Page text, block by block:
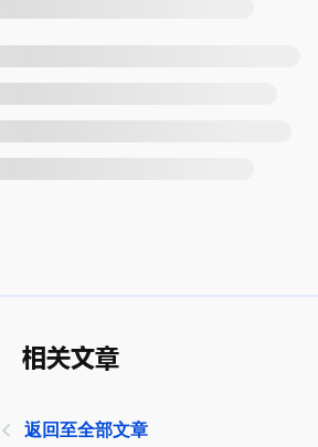
相关文章
返回至全部文章